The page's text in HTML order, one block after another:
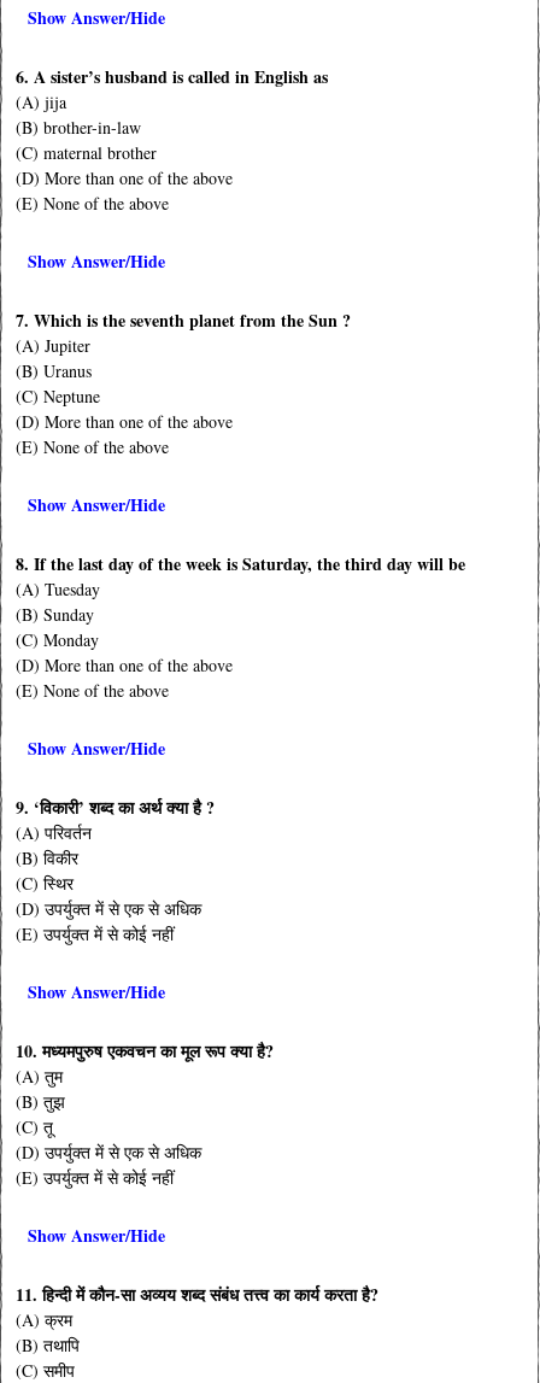
Show Answer/Hide
6. A sister’s husband is called in English as
(A) jija
(B) brother-in-law
(C) maternal brother
(D) More than one of the above
(E) None of the above
Show Answer/Hide
7. Which is the seventh planet from the Sun ?
(A) Jupiter
(B) Uranus
(C) Neptune
(D) More than one of the above
(E) None of the above
Show Answer/Hide
8. If the last day of the week is Saturday, the third day will be
(A) Tuesday
(B) Sunday
(C) Monday
(D) More than one of the above
(E) None of the above
Show Answer/Hide
9. ‘विकारी’ शब्द का अर्थ क्या है ?
(A) परिवर्तन
(B) विकीर
(C) स्थिर
(D) उपर्युक्त में से एक से अधिक
(E) उपर्युक्त में से कोई नहीं
Show Answer/Hide
10. मध्यमपुरुष एकवचन का मूल रूप क्या है?
(A) तुम
(B) तुझ
(C) तू
(D) उपर्युक्त में से एक से अधिक
(E) उपर्युक्त में से कोई नहीं
Show Answer/Hide
11. हिन्दी में कौन-सा अव्यय शब्द संबंध तत्त्व का कार्य करता है?
(A) क्रम
(B) तथापि
(C) समीप